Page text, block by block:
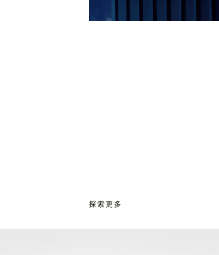
探索更多